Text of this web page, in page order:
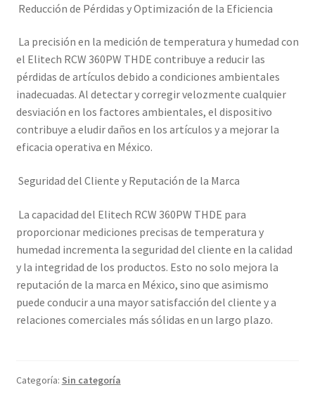
Reducción de Pérdidas y Optimización de la Eficiencia
La precisión en la medición de temperatura y humedad con
el Elitech RCW 360PW THDE contribuye a reducir las
pérdidas de artículos debido a condiciones ambientales
inadecuadas. Al detectar y corregir velozmente cualquier
desviación en los factores ambientales, el dispositivo
contribuye a eludir daños en los artículos y a mejorar la
eficacia operativa en México.
Seguridad del Cliente y Reputación de la Marca
La capacidad del Elitech RCW 360PW THDE para
proporcionar mediciones precisas de temperatura y
humedad incrementa la seguridad del cliente en la calidad
y la integridad de los productos. Esto no solo mejora la
reputación de la marca en México, sino que asimismo
puede conducir a una mayor satisfacción del cliente y a
relaciones comerciales más sólidas en un largo plazo.
Categoría: Sin categoría